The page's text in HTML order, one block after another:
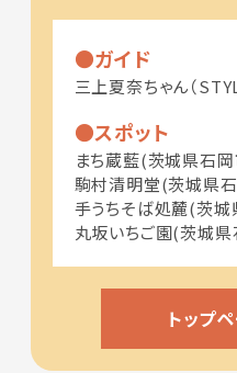
ガイド
三上夏奈ちゃん（
スポット
まち蔵藍(茨城県石
駒村清明堂(茨城県
手うちそば処麓(茨
丸坂いちご園(茨城
トップ